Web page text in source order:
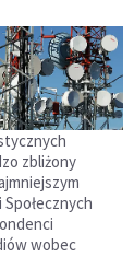
zbliżony
wobec